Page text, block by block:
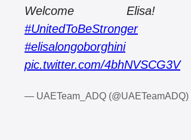
Welcome
#UnitedToBeStronger
#elisalongoborghini
pic.twitter.com/4bhNVSCG3V
— UAETeam_ADQ (@UAETeamADQ)